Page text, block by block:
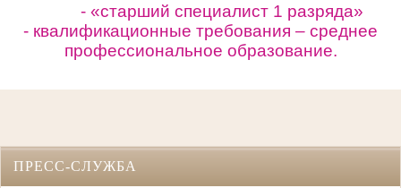
- «старший специалист 1 разряда»
- квалификационные требования – среднее
профессиональное образование.
ПРЕСС-СЛУЖБА